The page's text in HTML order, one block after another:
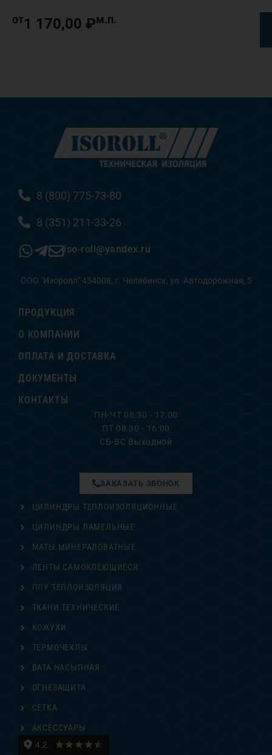
от1 170,00 ₽м.п.
8 (800) 775-73-80
8 (351) 211-33-26
iso-roll@yandex.ru
ООО "Изоролл" 454008, г. Челябинск, ул. Автодорожная, 5
ПРОДУКЦИЯ
О КОМПАНИИ
ОПЛАТА И ДОСТАВКА
ДОКУМЕНТЫ
КОНТАКТЫ
ПН-ЧТ 08:30 - 17:00
ПТ 08:30 - 16:00
СБ-ВС Выходной
ЦИЛИНДРЫ ТЕПЛОИЗОЛЯЦИОННЫЕ
ЦИЛИНДРЫ ЛАМЕЛЬНЫЕ
МАТЫ МИНЕРАЛОВАТНЫЕ
ЛЕНТЫ САМОКЛЕЮЩИЕСЯ
ППУ ТЕПЛОИЗОЛЯЦИЯ
ТКАНИ ТЕХНИЧЕСКИЕ
ЗАКАЗАТЬ ЗВОНОК
КОЖУХИ
ТЕРМОЧЕХЛЫ
ВАТА НАСЫПНАЯ
ОГНЕЗАЩИТА
СЕТКА
АКСЕССУАРЫ